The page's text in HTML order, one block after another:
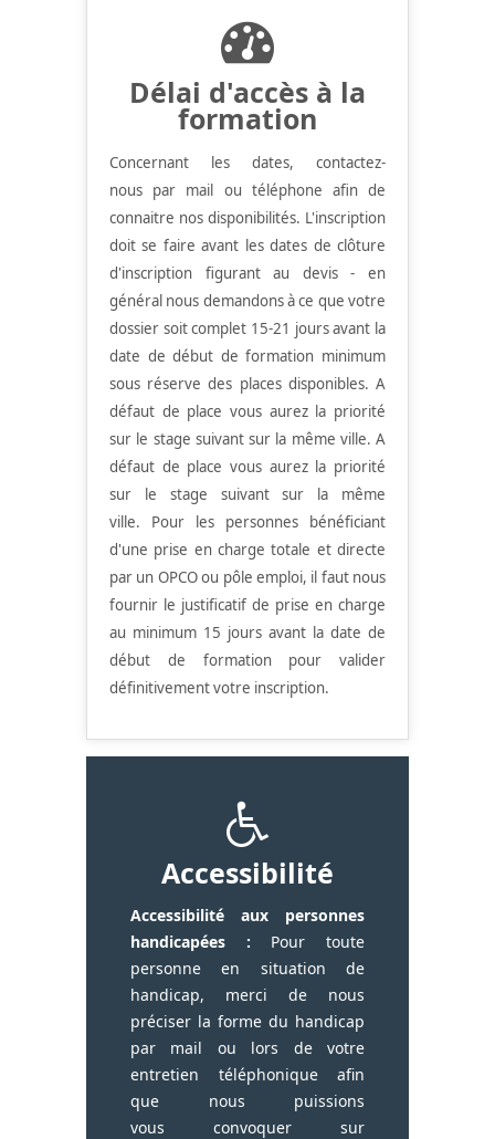
Délai d'accès à la
formation
Concernant les dates, contactez-
nous par mail ou téléphone afin de
connaitre nos disponibilités. L'inscription
doit se faire avant les dates de clôture
d'inscription figurant au devis - en
général nous demandons à ce que votre
dossier soit complet 15-21 jours avant la
date de début de formation minimum
sous réserve des places disponibles. A
défaut de place vous aurez la priorité
sur le stage suivant sur la même ville. A
défaut de place vous aurez la priorité
sur le stage suivant sur la même
ville. Pour les personnes bénéficiant
d'une prise en charge totale et directe
par un OPCO ou pôle emploi, il faut nous
fournir le justificatif de prise en charge
au minimum 15 jours avant la date de
début de formation pour valider
définitivement votre inscription.
Accessibilité
Accessibilité aux personnes
handicapées : Pour toute
personne en situation de
handicap, merci de nous
préciser la forme du handicap
par mail ou lors de votre
entretien téléphonique afin
que nous puissions
vous convoquer sur